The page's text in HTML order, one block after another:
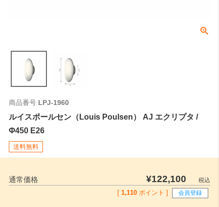
商品番号 LPJ-1960
ルイスポールセン（Louis Poulsen） AJ エクリプタ /
Φ450 E26
送料無料
通常価格 ¥122,100
税込
[ 1,110 ポイント ] 会員登録